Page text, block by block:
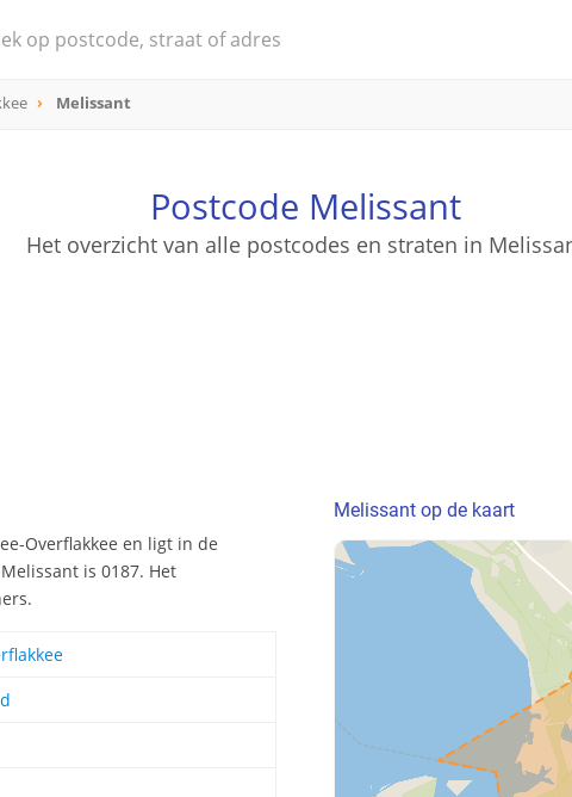
Melissant
Postcode Melissant
Het overzicht van alle postcodes en straten in
Overflakkee en ligt in de
is 0187. Het
Melissant op de kaart